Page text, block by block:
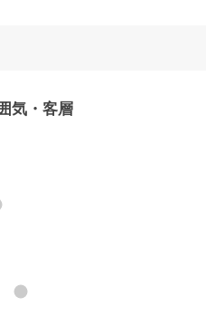
気・客層